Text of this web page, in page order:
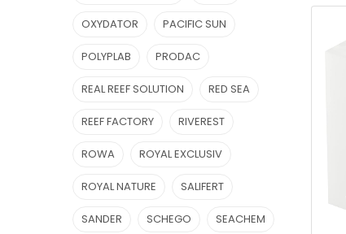
OXYDATOR PACIFIC SUN
POLYPLAB PRODAC
REAL REEF SOLUTION RED SEA
REEF FACTORY RIVEREST
ROWA ROYAL EXCLUSIV
ROYAL NATURE SALIFERT
SANDER SCHEGO SEACHEM